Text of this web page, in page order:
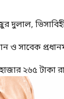
দুলাল,
ও সাবেক
২৬৫ টাকা